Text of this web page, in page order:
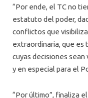
“Por ende, el TC no
estatuto del poder,
conflictos que
extraordinaria, que es
cuyas decisiones
y en especial para el
“Por último”, finaliza